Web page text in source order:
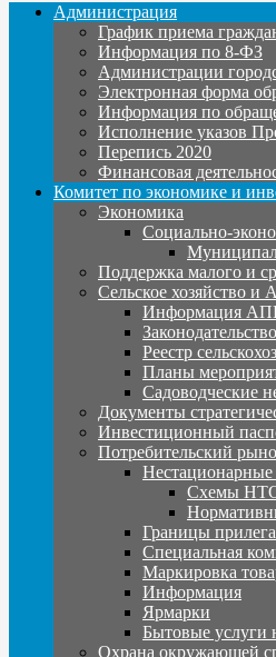
Администрация
График приема
Информация по 8-ФЗ
Администрации
Электронная форма
Информация по
Исполнение указов
Перепись 2020
Финансовая
Комитет по экономике и
Экономика
Социально-
Поддержка малого и
Сельское хозяйство и
Информация
Законодательство
Реестр
Планы
Садоводческие
Документы
Инвестиционный
Потребительский
Схемы НТО
Границы
Специальная
Маркировка
Информация
Ярмарки
Бытовые услуги
Охрана окружающей